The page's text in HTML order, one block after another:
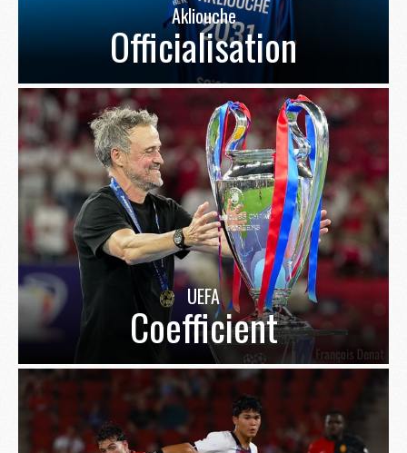
Akliouche
Officialisation
UEFA
Coefficient